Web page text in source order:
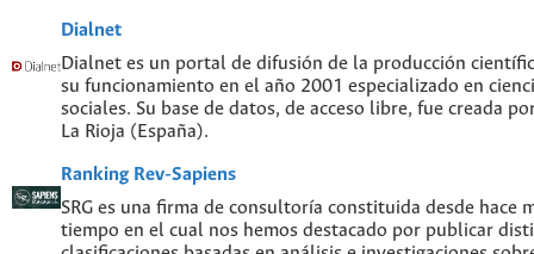
Dialnet
Dialnet es un portal de difusión de la producción
su funcionamiento en el año 2001 especializado en
sociales. Su base de datos, de acceso libre, fue creada
La Rioja (España).
Ranking Rev-Sapiens
SRG es una firma de consultoría constituida desde hace
tiempo en el cual nos hemos destacado por publicar